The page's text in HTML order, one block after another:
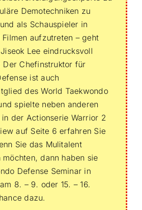
Demotechniken zu
als Schauspieler in
aufzutreten – geht
Lee eindrucksvoll
Der Chefinstruktor für
ist auch
des World Taekwondo
spielte neben anderen
in der Actionserie Warrior 2
auf Seite 6 erfahren Sie
Sie das Mulitalent
möchten, dann haben sie
Defense Seminar in
8. – 9. oder 15. – 16.
dazu.